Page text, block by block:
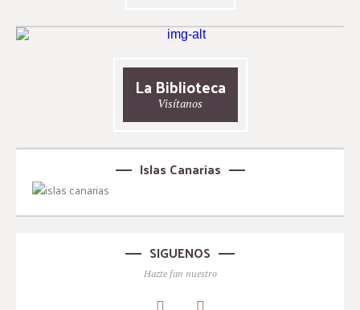
La Biblioteca
Visítanos
Islas Canarias
SIGUENOS
Hazte fan nuestro